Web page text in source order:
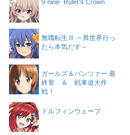
9-nine- Ruler’s Crown
無職転生Ⅲ ～異世界行っ
たら本気だす～
ガールズ＆パンツァー 最
終章 ＆ 戦車道大作
戦！
ドルフィンウェーブ